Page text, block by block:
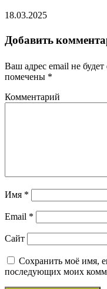
18.03.2025
Добавить
Ваш адрес email не
помечены *
Комментарий
Имя *
Email *
Сайт
Сохранить моё имя,
последующих моих